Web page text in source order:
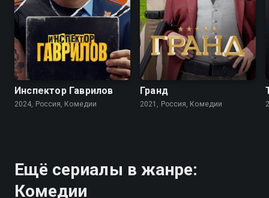
8.2 7.5
Инспектор Гаврилов
2024, Россия, Комедии
7.6 7.0
Гранд
2021, Россия, Комедии
Ещё сериалы в жанре:
Комедии